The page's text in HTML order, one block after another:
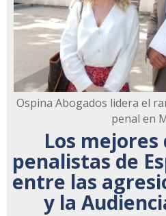
Ospina Abogados lidera el
penal en
Los mejores
penalistas de
entre las
y la